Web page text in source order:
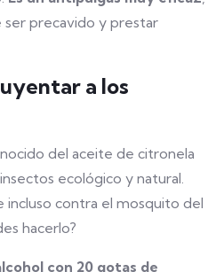
precavido y prestar
a los
del aceite de citronela
ecológico y natural.
incluso contra el mosquito del
hacerlo?
con 20 gotas de